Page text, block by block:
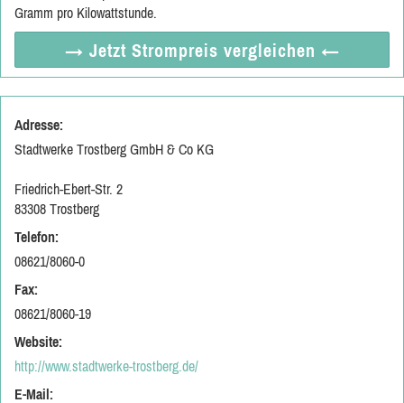
Gramm pro Kilowattstunde.
→ Jetzt Strompreis vergleichen ←
Adresse:
Stadtwerke Trostberg GmbH & Co KG
Friedrich-Ebert-Str. 2
83308 Trostberg
Telefon:
08621/8060-0
Fax:
08621/8060-19
Website:
http://www.stadtwerke-trostberg.de/
E-Mail: